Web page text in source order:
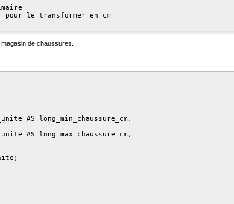
pour le transformer en cm
de chaussures.
AS long_min_chaussure_cm,
AS long_max_chaussure_cm,